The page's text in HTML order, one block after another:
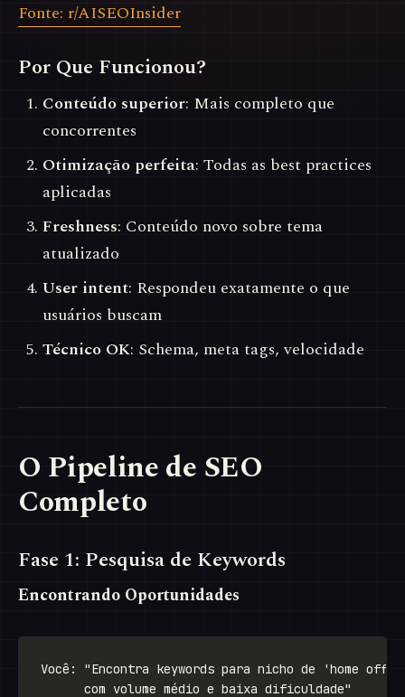
Fonte: r/AISEOInsider
Por Que Funcionou?
Conteúdo superior: Mais completo que
concorrentes
Otimização perfeita: Todas as best practices
aplicadas
Freshness: Conteúdo novo sobre tema
atualizado
User intent: Respondeu exatamente o que
usuários buscam
Técnico OK: Schema, meta tags, velocidade
O Pipeline de SEO
Completo
Fase 1: Pesquisa de Keywords
Encontrando Oportunidades